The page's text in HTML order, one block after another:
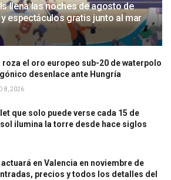
llena las noches de agosto de
espectáculos gratis junto al mar
roza el oro europeo sub-20 de waterpolo
desenlace ante Hungría
8, 2026
que solo puede verse cada 15 de
ilumina la torre desde hace siglos
actuará en Valencia en noviembre de
precios y todos los detalles del